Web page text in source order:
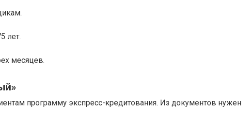
лет.
месяцев.
программу экспресс-кредитования. Из документов нужен